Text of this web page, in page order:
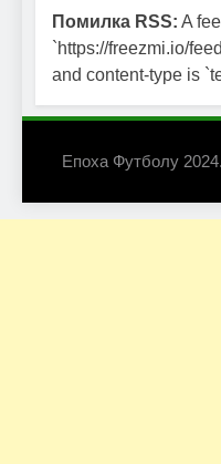
Помилка RSS: A
`https://freezmi.io/
and content-type is
Епоха Футболу